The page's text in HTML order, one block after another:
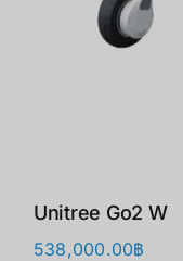
Unitree Go2 W
538,000.00฿